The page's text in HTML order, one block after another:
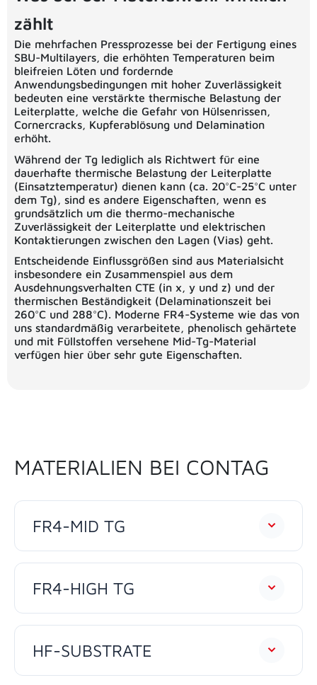
zählt
Die mehrfachen Pressprozesse bei der Fertigung eines
SBU-Multilayers, die erhöhten Temperaturen beim
bleifreien Löten und fordernde
Anwendungsbedingungen mit hoher Zuverlässigkeit
bedeuten eine verstärkte thermische Belastung der
Leiterplatte, welche die Gefahr von Hülsenrissen,
Cornercracks, Kupferablösung und Delamination
erhöht.
Während der Tg lediglich als Richtwert für eine
dauerhafte thermische Belastung der Leiterplatte
(Einsatztemperatur) dienen kann (ca. 20°C-25°C unter
dem Tg), sind es andere Eigenschaften, wenn es
grundsätzlich um die thermo-mechanische
Zuverlässigkeit der Leiterplatte und elektrischen
Kontaktierungen zwischen den Lagen (Vias) geht.
Entscheidende Einflussgrößen sind aus Materialsicht
insbesondere ein Zusammenspiel aus dem
Ausdehnungsverhalten CTE (in x, y und z) und der
thermischen Beständigkeit (Delaminationszeit bei
260°C und 288°C). Moderne FR4-Systeme wie das von
uns standardmäßig verarbeitete, phenolisch gehärtete
und mit Füllstoffen versehene Mid-Tg-Material
verfügen hier über sehr gute Eigenschaften.
MATERIALIEN BEI CONTAG
FR4-MID TG
FR4-HIGH TG
HF-SUBSTRATE